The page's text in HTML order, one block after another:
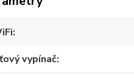
vypínač